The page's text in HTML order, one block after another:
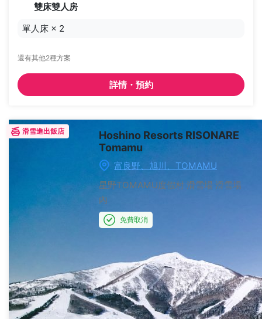
雙床雙人房
單人床 × 2
還有其他2種方案
詳情・預約
滑雪進出飯店
Hoshino Resorts RISONARE
Tomamu
富良野、旭川、TOMAMU
星野TOMAMU度假村 滑雪場 滑雪場
內
免費取消